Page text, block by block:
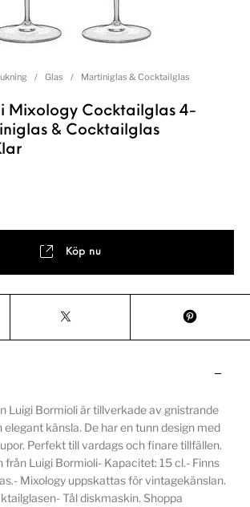
/ Glas / Martiniglas & Cocktailglas
Mixology Cocktailglas 4-
& Cocktailglas
Köp nu
Luigi Bormioli är tillverkade av gnistrande
elegant känsla. De har en tunn design med
Perfekt till vardags och finare tillfällen.
från Luigi Bormioli- Kapacitet: 15 cl.- Finns
Mixology uppskattas för vintagekänslan.
Tål diskmaskin. Shoppa